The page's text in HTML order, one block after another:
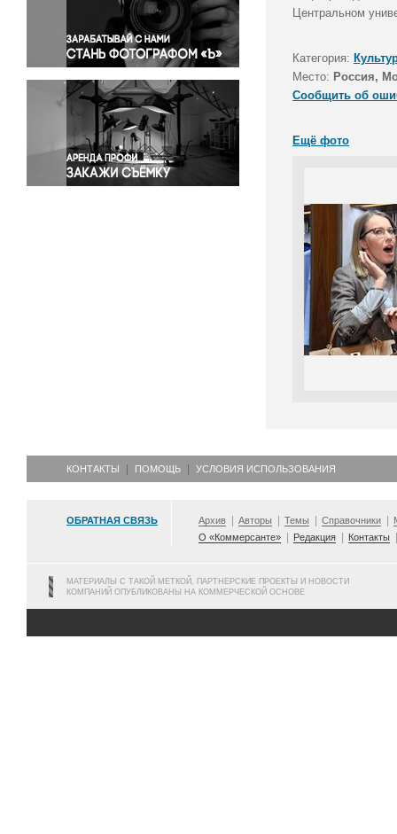
Правосудие
Происшествия и конфликты
Религия
Светская жизнь
Спорт
Экология
Экономика и бизнес
Центральном
Категория:
Место: Россия,
Сообщить об
Ещё фото
КОНТАКТЫ ПОМОЩЬ УСЛОВИЯ ИСПОЛЬЗОВАНИЯ
ОБРАТНАЯ СВЯЗЬ Архив Авторы Темы Справочники
О «Коммерсанте»
Редакция Контакты
МАТЕРИАЛЫ С ТАКОЙ МЕТКОЙ, ПАРТНЕРСКИЕ ПРОЕКТЫ И НОВОСТИ
КОМПАНИЙ ОПУБЛИКОВАНЫ НА КОММЕРЧЕСКОЙ ОСНОВЕ